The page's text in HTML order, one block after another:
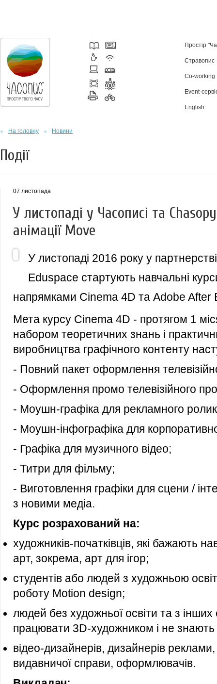
Простір
Стравопис
Co-working
Event-
English
На головну Новини
Події
07 листопада
У листопаді у Часописі та
анімації Move
У листопаді 2016 року у
Eduspace стартують навчальні
напрямками Cinema 4D та Adobe After
Мета курсу Cinema 4D - протягом 1
набором теоретичних знань і
виробництва графічного контенту
- Повний пакет оформлення
- Оформлення промо телевізійного
- Моушн-графіка для рекламного
- Моушн-інфографіка для
- Графіка для музичного відео;
- Титри для фільму;
- Виготовлення графіки для сцени /
з новими медіа.
Курс розрахований на:
художників-початківців, які бажають
арт, зокрема, арт для ігор;
студентів або людей з художньою
роботу Motion design;
людей без художньої освіти та з інших
працювати 3D-художником і не знають
відео-дизайнерів, дизайнерів реклами,
видавничої справи, оформлювачів.